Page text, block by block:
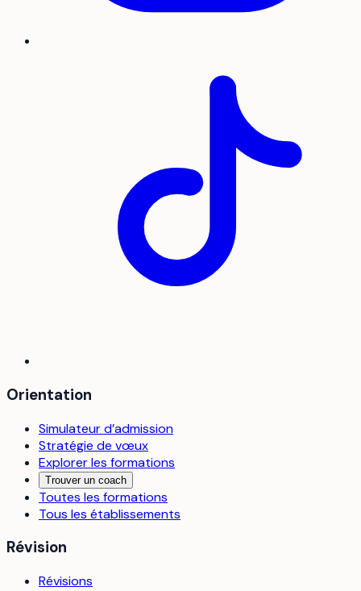
Orientation
Simulateur d’admission
Stratégie de vœux
Explorer les formations
Trouver un coach
Toutes les formations
Tous les établissements
Révision
Révisions